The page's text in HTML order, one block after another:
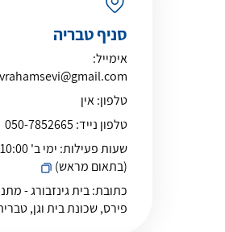
סניף טבריה
אימייל:
טלפון:אין
טלפון נייד: 050-7852665
שעות פעילות:
ימי ב'
(בתאום מראש)
כתובת:בית גינזבורג -
פירס, שכונת בית וגן,